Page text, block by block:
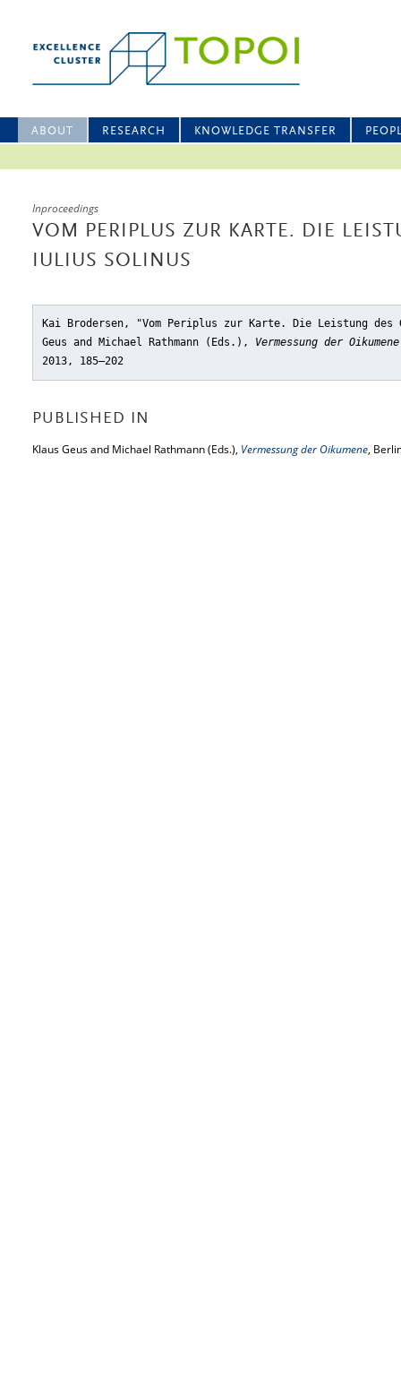
ABOUT RESEARCH KNOWLEDGE TRANSFER
Inproceedings
VOM PERIPLUS ZUR KARTE. DIE
IULIUS SOLINUS
Kai Brodersen, "Vom Periplus zur Karte. Die Leistung
Geus and Michael Rathmann (Eds.), Vermessung der Oikumene
2013, 185–202
PUBLISHED IN
Klaus Geus and Michael Rathmann (Eds.), Vermessung der Oikumene,